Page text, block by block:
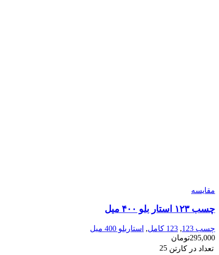
مقایسه
چسب ۱۲۳ استار بلو ۴۰۰ میل
چسب 123 , 123 کامل , استاربلو 400 میل
295,000تومان
تعداد در کارتن 25